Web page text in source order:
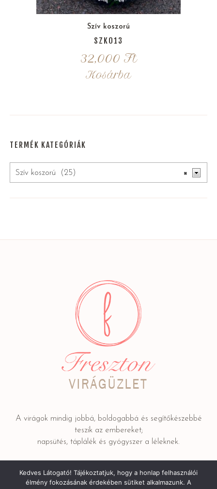
Szív koszorú
SZK013
32,000 Ft
Kosárba
TERMÉK KATEGÓRIÁK
×
Szív koszorú (25)
A virágok mindig jobbá, boldogabbá és segítőkészebbé
teszik az embereket;
napsütés, táplálék és gyógyszer a léleknek.
Adatkezelési tájékoztató
/ © 2022 FRESZTON Kereskedelmi
Kedves Látogató! Tájékoztatjuk, hogy a honlap felhasználói
élmény fokozásának érdekében sütiket alkalmazunk. A